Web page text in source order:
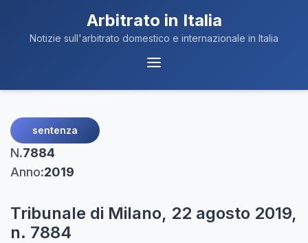
Arbitrato in Italia
Notizie sull'arbitrato domestico e internazionale in Italia
Menu
sentenza
N.7884
Anno:2019
Tribunale di Milano, 22 agosto 2019,
n. 7884